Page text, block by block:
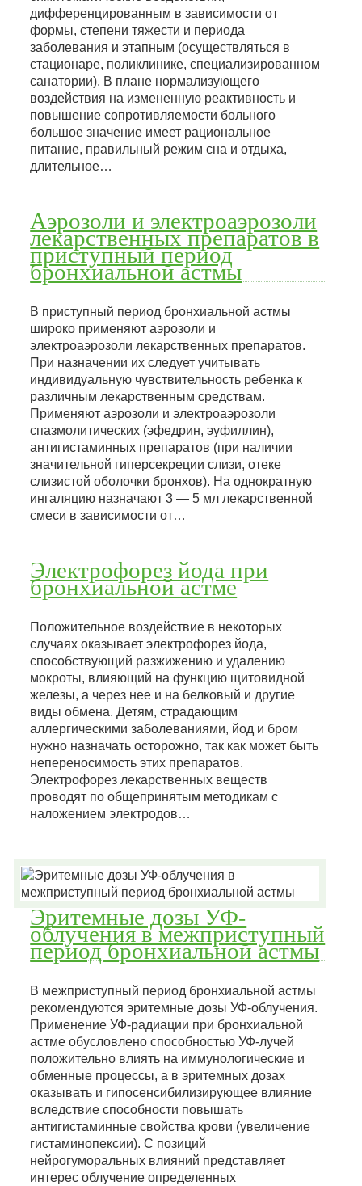
дифференцированным в зависимости от
формы, степени тяжести и периода
заболевания и этапным (осуществляться в
стационаре, поликлинике, специализированном
санатории). В плане нормализующего
воздействия на измененную реактивность и
повышение сопротивляемости больного
большое значение имеет рациональное
питание, правильный режим сна и отдыха,
длительное…
Аэрозоли и электроаэрозоли
лекарственных препаратов в
приступный период
бронхиальной астмы
В приступный период бронхиальной астмы
широко применяют аэрозоли и
электроаэрозоли лекарственных препаратов.
При назначении их следует учитывать
индивидуальную чувствительность ребенка к
различным лекарственным средствам.
Применяют аэрозоли и электроаэрозоли
спазмолитических (эфедрин, эуфиллин),
антигистаминных препаратов (при наличии
значительной гиперсекреции слизи, отеке
слизистой оболочки бронхов). На однократную
ингаляцию назначают 3 — 5 мл лекарственной
смеси в зависимости от…
Электрофорез йода при
бронхиальной астме
Положительное воздействие в некоторых
случаях оказывает электрофорез йода,
способствующий разжижению и удалению
мокроты, влияющий на функцию щитовидной
железы, а через нее и на белковый и другие
виды обмена. Детям, страдающим
аллергическими заболеваниями, йод и бром
нужно назначать осторожно, так как может быть
непереносимость этих препаратов.
Электрофорез лекарственных веществ
проводят по общепринятым методикам с
наложением электродов…
Эритемные дозы УФ-
облучения в межприступный
период бронхиальной астмы
В межприступный период бронхиальной астмы
рекомендуются эритемные дозы УФ-облучения.
Применение УФ-радиации при бронхиальной
астме обусловлено способностью УФ-лучей
положительно влиять на иммунологические и
обменные процессы, а в эритемных дозах
оказывать и гипосенсибилизирующее влияние
вследствие способности повышать
антигистаминные свойства крови (увеличение
гистаминопексии). С позиций
нейрогуморальных влияний представляет
интерес облучение определенных